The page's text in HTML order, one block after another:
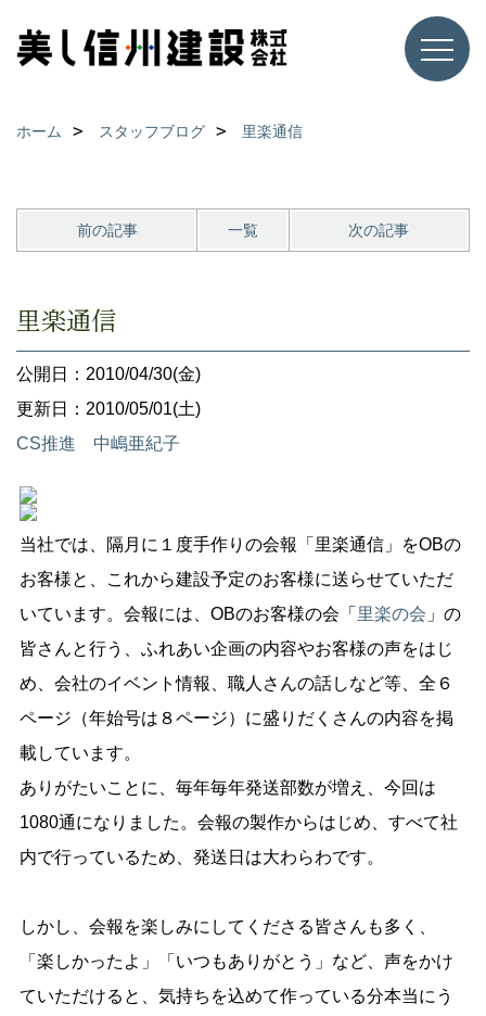
ホーム スタッフブログ 里楽通信
前の記事 一覧 次の記事
里楽通信
公開日：2010/04/30(金)
更新日：2010/05/01(土)
CS推進 中嶋亜紀子
当社では、隔月に１度手作りの会報「里楽通信」をOBの
お客様と、これから建設予定のお客様に送らせていただ
いています。会報には、OBのお客様の会「 里楽の会 」の
皆さんと行う、ふれあい企画の内容やお客様の声をはじ
め、会社のイベント情報、職人さんの話しなど等、全６
ページ（年始号は８ページ）に盛りだくさんの内容を掲
載しています。
ありがたいことに、毎年毎年発送部数が増え、今回は
1080通になりました。会報の製作からはじめ、すべて社
内で行っているため、発送日は大わらわです。
しかし、会報を楽しみにしてくださる皆さんも多く、
「楽しかったよ」「いつもありがとう」など、声をかけ
ていただけると、気持ちを込めて作っている分本当にう